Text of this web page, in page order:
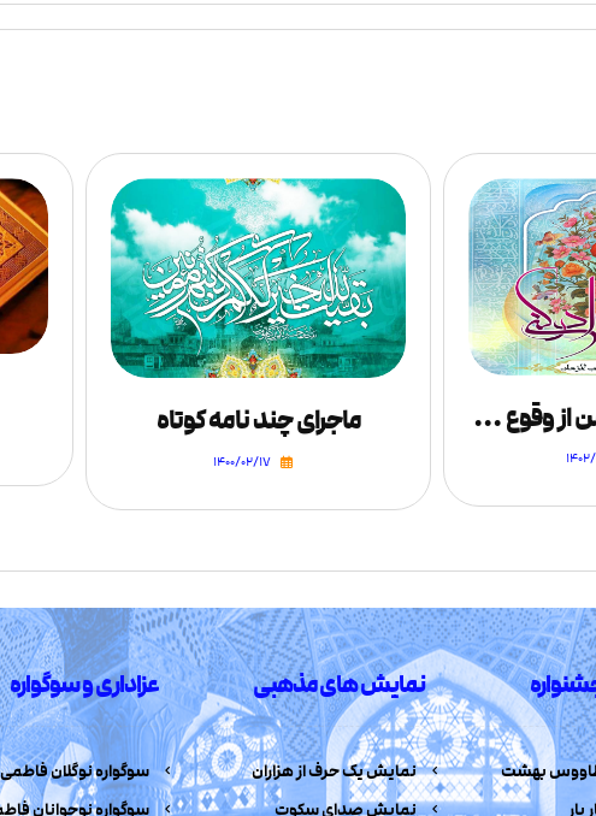
ماجرای چند نامه کوتاه
۱۴۰۰/۰۲/۱۷
رنج و مصیبت مومن از وقوع ظلم درهر نقطه ی زمین
۲۵
بهشت
یار
نمایش های مذهبی
نمایش یک حرف از هزاران
نمایش صدای سکوت
عزاداری و سوگواره
سوگواره نوگلان فاطمی
سوگواره نوجوانان